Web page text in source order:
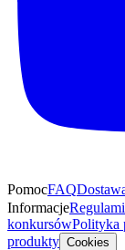
PomocFAQ
Informacje
konkursówPolityka
produkty Cookies